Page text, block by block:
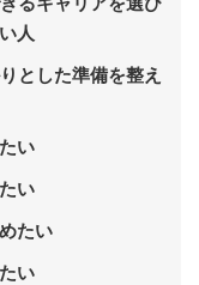
人
とした準備を整え
い
い
たい
い